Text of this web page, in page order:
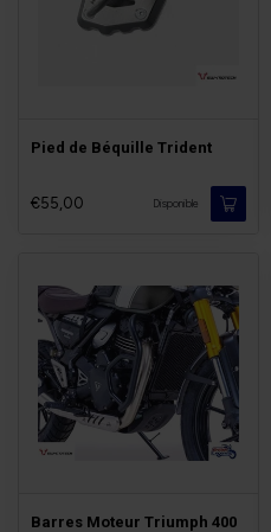
Pied de Béquille Trident
€55,00 Disponible
Barres Moteur Triumph 400